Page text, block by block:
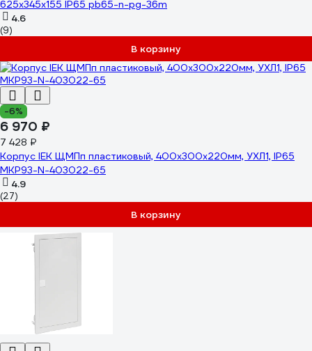
625х345х155 IP65 pb65-n-pg-36m
4.6
(9)
В корзину
-6%
6 970 ₽
7 428 ₽
Корпус IEK ЩМПп пластиковый, 400х300х220мм, УХЛ1, IP65
MKP93-N-403022-65
4.9
(27)
В корзину